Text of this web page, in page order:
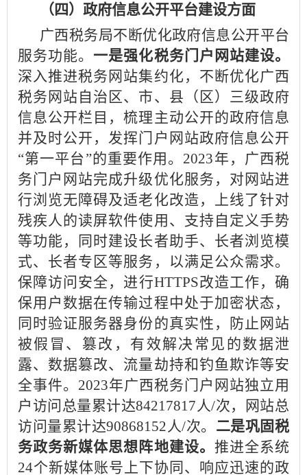
（四）政府信息公开平台建设方面
广西税务局不断优化政府信息公开平台
服务功能。 一是强化税务门户网站建设。
深入推进税务网站集约化，不断优化广西
税务网站自治区、市、县（区）三级政府
信息公开栏目，梳理主动公开的政府信息
并及时公开，发挥门户网站政府信息公开
“第一平台”的重要作用。2023年，广西税
务门户网站完成升级优化服务，对网站进
行浏览无障碍及适老化改造，上线了针对
残疾人的读屏软件使用、支持自定义手势
等功能，同时建设长者助手、长者浏览模
式、长者专区等服务，以满足公众需求。
保障访问安全，进行HTTPS改造工作，确
保用户数据在传输过程中处于加密状态，
同时验证服务器身份的真实性，防止网站
被假冒、篡改，有效解决常见的数据泄
露、数据篡改、流量劫持和钓鱼欺诈等安
全事件。2023年广西税务门户网站独立用
户访问总量累计达84217817人/次，网站总
访问量累计达90868152人/次。 二是巩固税
务政务新媒体思想阵地建设。 推进全系统
24个新媒体账号上下协同、响应迅速的政